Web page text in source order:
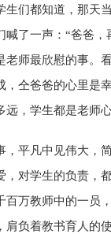
生们都知道，那天
喊了一声：“爸爸，
老师最欣慰的事。
，仝爸爸的心里是
远，学生都是老师
，平凡中见伟大，
，对学生的负责，
百万教师中的一员
肩负着教书育人的